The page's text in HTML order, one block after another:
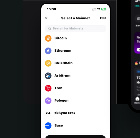
Português (Portugal)
Bahasa Indonesia
Português (Brasil)